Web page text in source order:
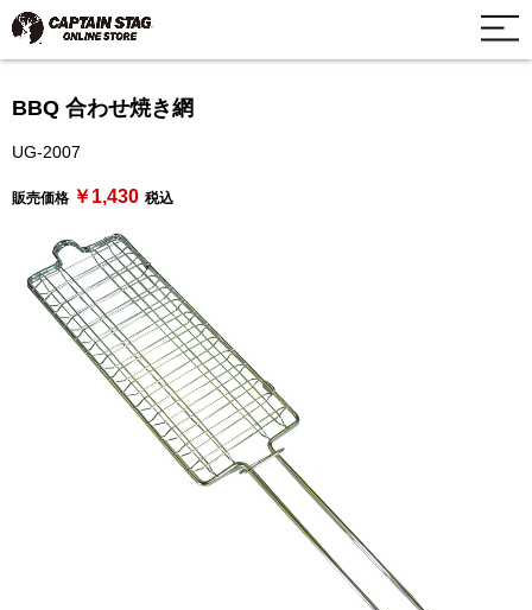
BBQ 合わせ焼き網
UG-2007
販売価格 ￥1,430 税込